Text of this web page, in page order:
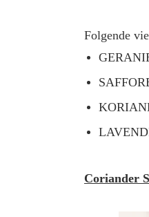
Folgende
Coriander